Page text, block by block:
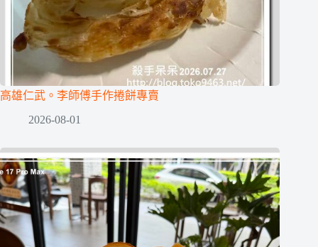
高雄仁武。李師傅手作捲餅專賣
2026-08-01